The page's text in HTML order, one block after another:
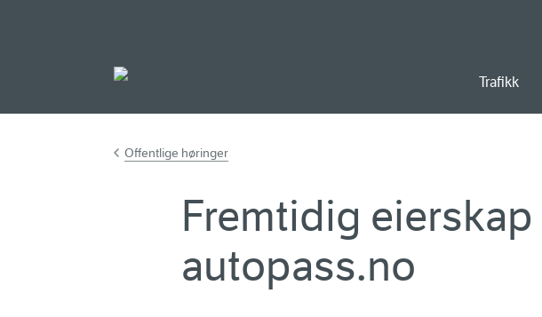
Trafikk
Offentlige høringer
Fremtidig
autopass.no